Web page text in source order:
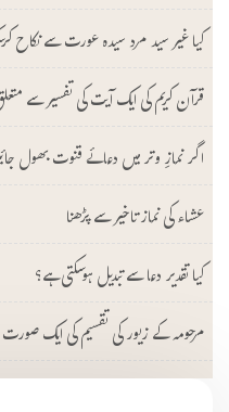
کیا غیر سید مرد سیدہ عورت سے نکاح
قرآن کریم کی ایک آیت کی تفسیر سے
اگر نمازِ وتر میں دعائے قنوت بھول
عشاء کی نماز تاخیر سے پڑھنا
کیا تقدیر دعا سے تبدیل ہوسکتی ہے؟
مرحومہ کے زیور کی تقسیم کی ایک صورت